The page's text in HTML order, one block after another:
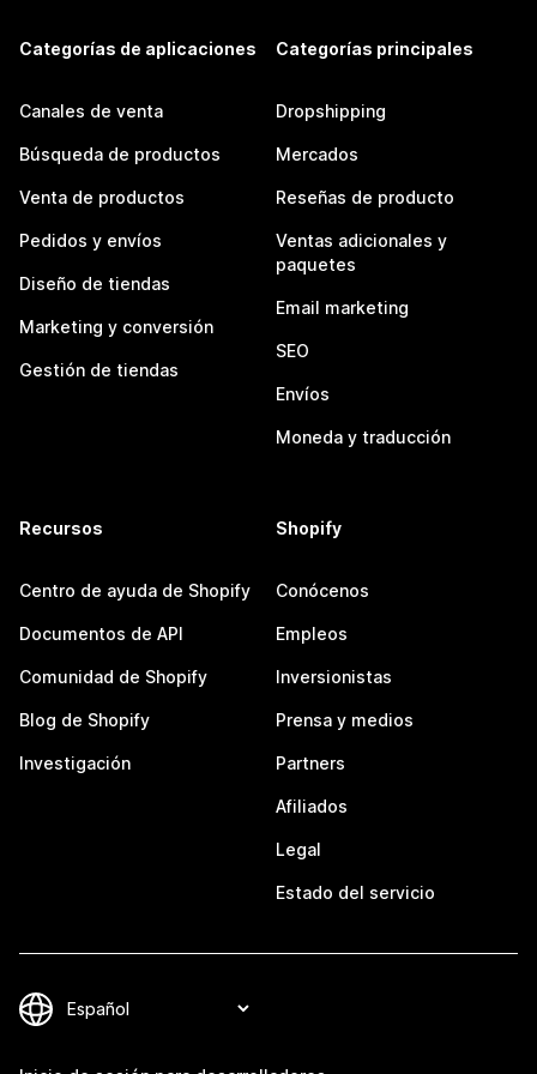
Categorías de aplicaciones
Canales de venta
Búsqueda de productos
Venta de productos
Pedidos y envíos
Diseño de tiendas
Marketing y conversión
Gestión de tiendas
Categorías principales
Dropshipping
Mercados
Reseñas de producto
Ventas adicionales y
paquetes
Email marketing
SEO
Envíos
Moneda y traducción
Recursos
Centro de ayuda de Shopify
Documentos de API
Comunidad de Shopify
Blog de Shopify
Investigación
Shopify
Conócenos
Empleos
Inversionistas
Prensa y medios
Partners
Afiliados
Legal
Estado del servicio